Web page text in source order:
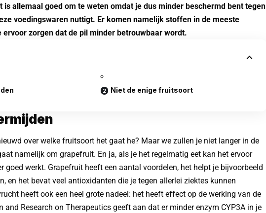
is allemaal goed om te weten omdat je dus minder beschermd bent tegen
voedingswaren nuttigt. Er komen namelijk stoffen in de meeste
ervoor zorgen dat de pil minder betrouwbaar wordt.
Niet de enige fruitsoort
over welke fruitsoort het gaat he? Maar we zullen je niet langer in de
namelijk om grapefruit. En ja, als je het regelmatig eet kan het ervoor
goed werkt. Grapefruit heeft een aantal voordelen, het helpt je bijvoorbeeld
en het bevat veel antioxidanten die je tegen allerlei ziektes kunnen
heeft ook een heel grote nadeel: het heeft effect op de werking van de
and Research on Therapeutics geeft aan dat er minder enzym CYP3A in je